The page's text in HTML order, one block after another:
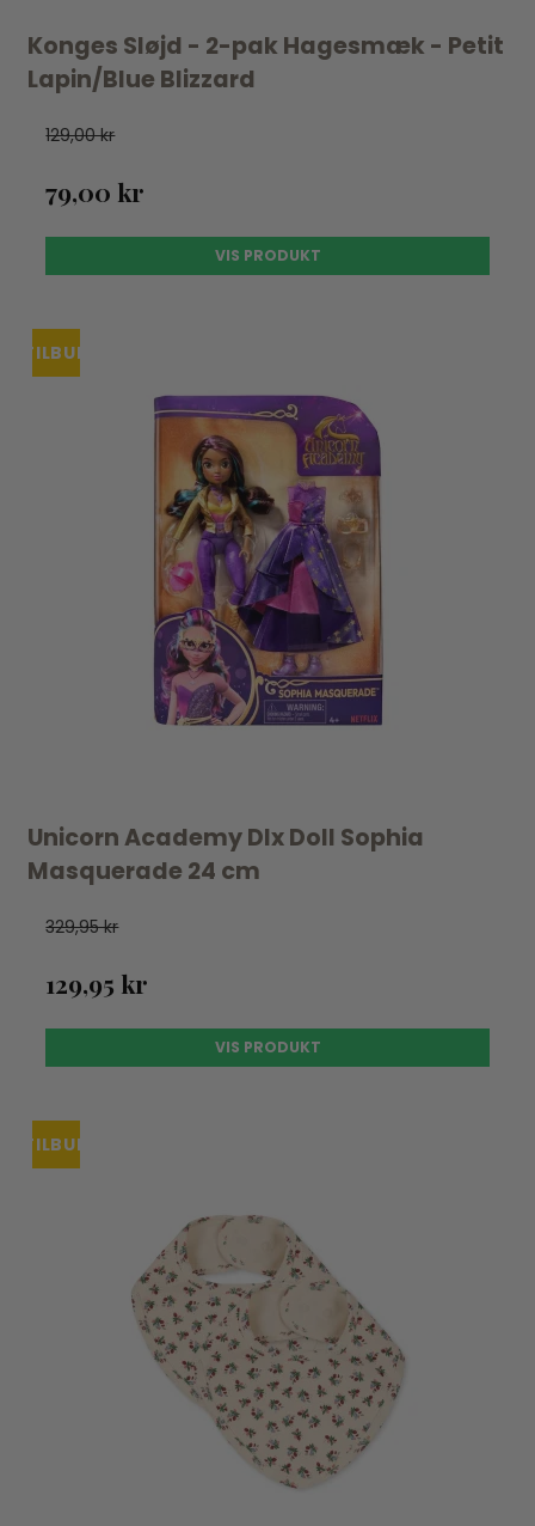
Konges Sløjd - 2-pak Hagesmæk - Petit
Lapin/Blue Blizzard
129,00 kr
79,00 kr
VIS PRODUKT
TILBUD
Unicorn Academy Dlx Doll Sophia
Masquerade 24 cm
329,95 kr
129,95 kr
VIS PRODUKT
TILBUD